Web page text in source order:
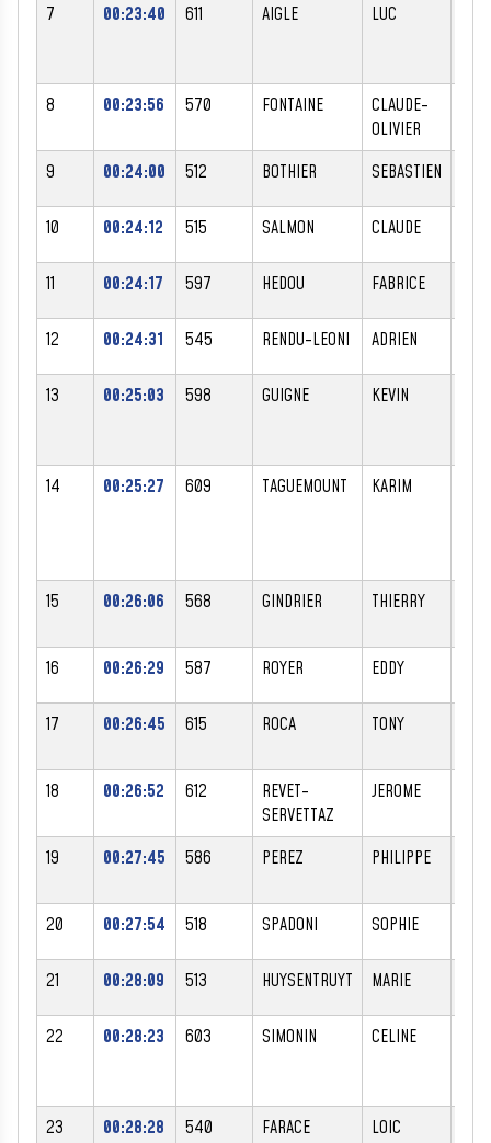
7 00:23:40 611 AIGLE LUC
8 00:23:56 570 FONTAINE
CLAUDE-
OLIVIER
9 00:24:00 512 BOTHIER SEBASTIEN
10 00:24:12 515 SALMON CLAUDE
11 00:24:17 597 HEDOU FABRICE
12 00:24:31 545 RENDU-LEONI ADRIEN
13 00:25:03 598 GUIGNE KEVIN
14 00:25:27 609 TAGUEMOUNT KARIM
15 00:26:06 568 GINDRIER THIERRY
16 00:26:29 587 ROYER EDDY
17 00:26:45 615 ROCA TONY
18 00:26:52 612
REVET-
SERVETTAZ
JEROME
19 00:27:45 586 PEREZ PHILIPPE
20 00:27:54 518 SPADONI SOPHIE
21 00:28:09 513 HUYSENTRUYT MARIE
22 00:28:23 603 SIMONIN CELINE
23 00:28:28 540 FARACE LOIC